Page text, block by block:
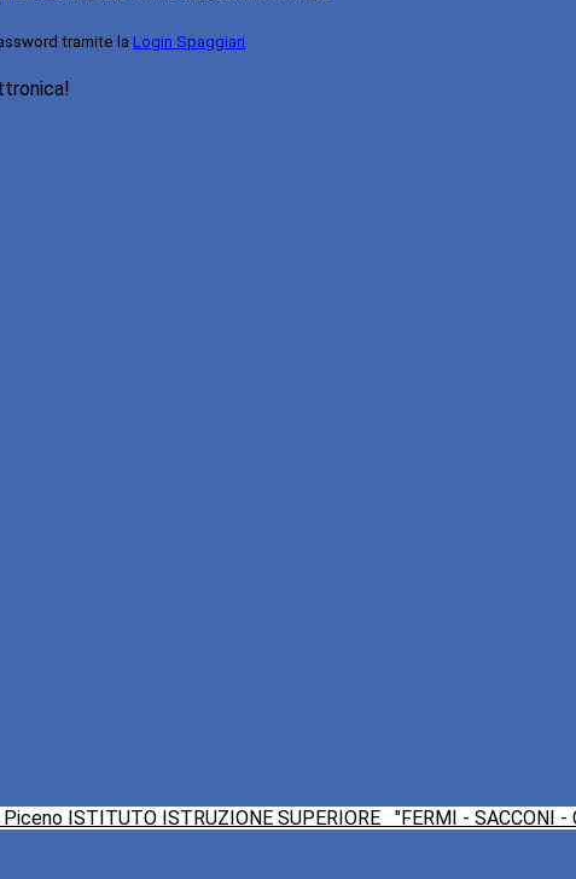
tramite la Login Spaggiari
ISTITUTO ISTRUZIONE SUPERIORE "FERMI - SACCONI -